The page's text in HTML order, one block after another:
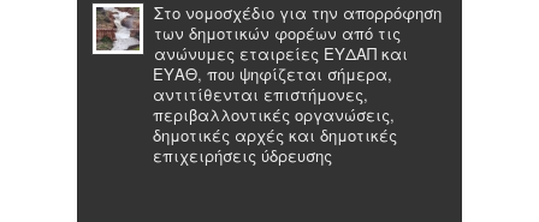
Στο νομοσχέδιο για την απορρόφηση
των δημοτικών φορέων από τις
ανώνυμες εταιρείες ΕΥΔΑΠ και
ΕΥΑΘ, που ψηφίζεται σήμερα,
αντιτίθενται επιστήμονες,
περιβαλλοντικές οργανώσεις,
δημοτικές αρχές και δημοτικές
επιχειρήσεις ύδρευσης